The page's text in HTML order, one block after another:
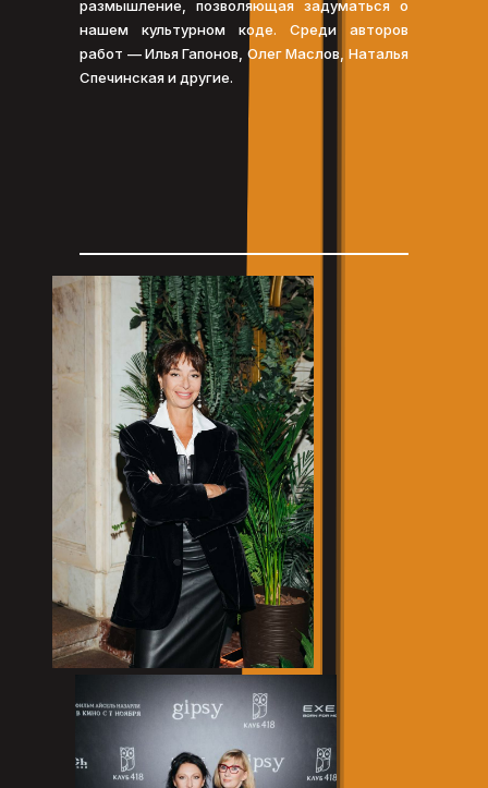
размышление, позволяющая задуматься о
нашем культурном коде. Среди авторов
работ — Илья Гапонов, Олег Маслов, Наталья
Спечинская и другие.